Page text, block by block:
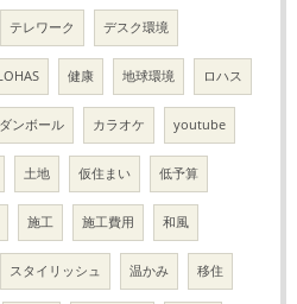
テレワーク デスク環境
健康 地球環境 ロハス
ダンボール カラオケ youtube
土地 仮住まい 低予算
施工 施工費用 和風
スタイリッシュ 温かみ 移住